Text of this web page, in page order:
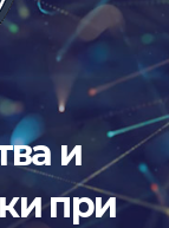
и
при